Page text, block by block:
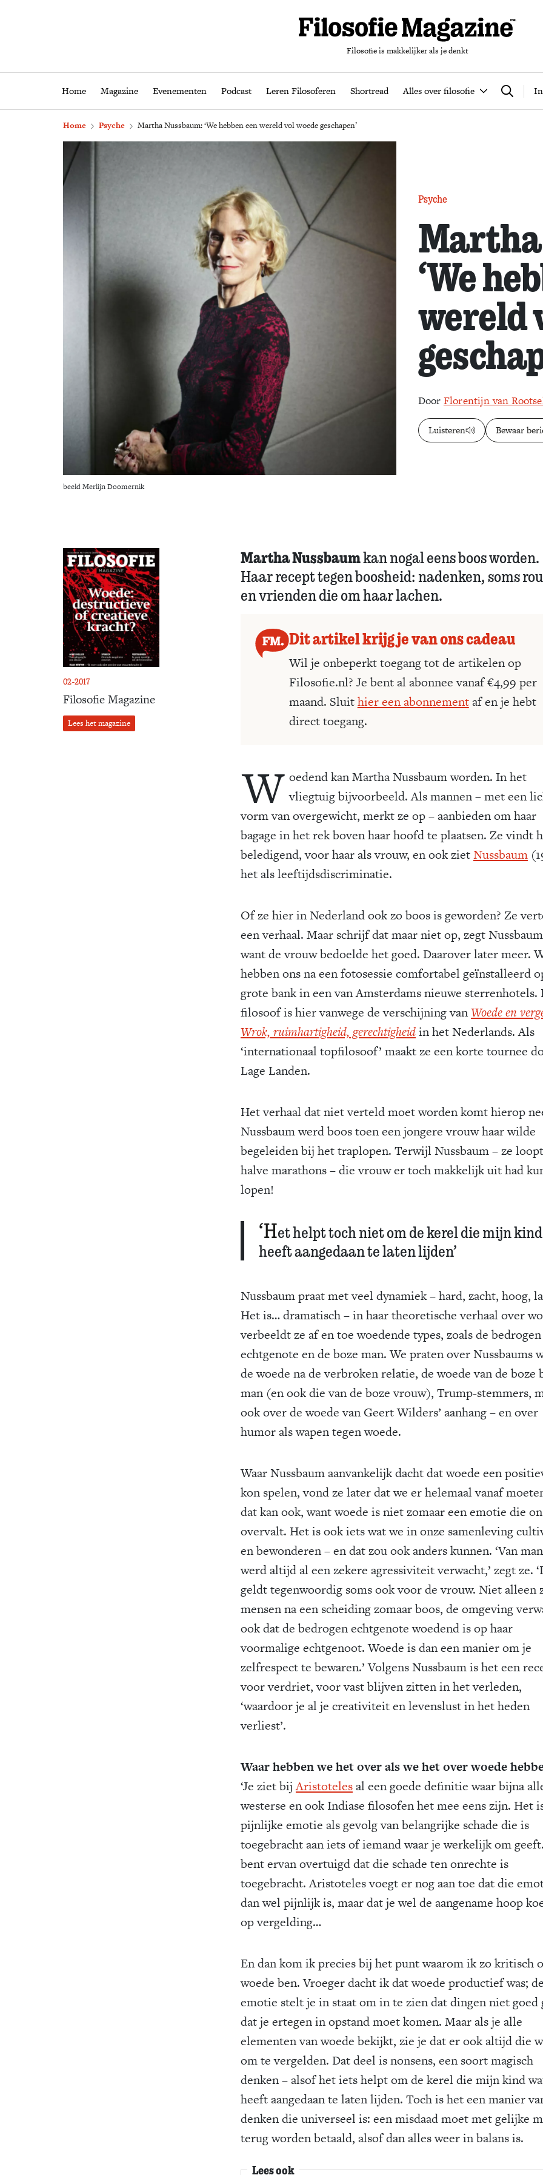
Filosofie is makkelijker als je denkt
Home Magazine Evenementen Podcast Leren Filosoferen Shortread Alles over filosofie Zoeken
Home Magazine Evenementen Podcast Leren Filosoferen Shortread Alles over
Home Psyche Martha Nussbaum: ‘We hebben een wereld vol woede geschapen’
Psyche
‘We
wereld
Door Florentijn van
Luisteren Bewaar
beeld Merlijn Doomernik
02-2017
Filosofie Magazine
Lees het magazine
Martha Nussbaumkan nogal eens boos worden.
Haar recept tegen boosheid: nadenken, soms
en vrienden die om haar lachen.
Dit artikel krijg je van ons cadeau
Wil je onbeperkt toegang tot de artikelen op
Filosofie.nl? Je bent al abonnee vanaf €4,99 per
maand. Sluithier een abonnementaf en je hebt
direct toegang.
W oedend kan Martha Nussbaum worden. In het
vliegtuig bijvoorbeeld. Als mannen – met een
vorm van overgewicht, merkt ze op – aanbieden om haar
bagage in het rek boven haar hoofd te plaatsen. Ze vindt
beledigend, voor haar als vrouw, en ook zietNussbaum
het als leeftijdsdiscriminatie.
Of ze hier in Nederland ook zo boos is geworden? Ze
een verhaal. Maar schrijf dat maar niet op, zegt
want de vrouw bedoelde het goed. Daarover later meer.
hebben ons na een fotosessie comfortabel geïnstalleerd
grote bank in een van Amsterdams nieuwe sterrenhotels.
filosoof is hier vanwege de verschijning vanWoede en
Wrok, ruimhartigheid, gerechtigheidin het Nederlands. Als
‘internationaal topfilosoof’ maakt ze een korte tournee
Lage Landen.
Het verhaal dat niet verteld moet worden komt hierop
Nussbaum werd boos toen een jongere vrouw haar wilde
begeleiden bij het traplopen. Terwijl Nussbaum – ze loopt
halve marathons – die vrouw er toch makkelijk uit had
lopen!
‘Het helpt toch niet om de kerel die mijn
heeft aangedaan te laten lijden’
Nussbaum praat met veel dynamiek – hard, zacht, hoog,
Het is… dramatisch – in haar theoretische verhaal over
verbeeldt ze af en toe woedende types, zoals de bedrogen
echtgenote en de boze man. We praten over Nussbaums
de woede na de verbroken relatie, de woede van de boze
man (en ook die van de boze vrouw), Trump-stemmers,
ook over de woede van Geert Wilders’ aanhang – en over
humor als wapen tegen woede.
Waar Nussbaum aanvankelijk dacht dat woede een
kon spelen, vond ze later dat we er helemaal vanaf
dat kan ook, want woede is niet zomaar een emotie die
overvalt. Het is ook iets wat we in onze samenleving
en bewonderen – en dat zou ook anders kunnen. ‘Van
werd altijd al een zekere agressiviteit verwacht,’ zegt ze.
geldt tegenwoordig soms ook voor de vrouw. Niet alleen
mensen na een scheiding zomaar boos, de omgeving
ook dat de bedrogen echtgenote woedend is op haar
voormalige echtgenoot. Woede is dan een manier om je
zelfrespect te bewaren.’ Volgens Nussbaum is het een
voor verdriet, voor vast blijven zitten in het verleden,
‘waardoor je al je creativiteit en levenslust in het heden
verliest’.
Waar hebben we het over als we het over woede
‘Je ziet bijAristotelesal een goede definitie waar bijna
westerse en ook Indiase filosofen het mee eens zijn. Het
pijnlijke emotie als gevolg van belangrijke schade die is
toegebracht aan iets of iemand waar je werkelijk om
bent ervan overtuigd dat die schade ten onrechte is
toegebracht. Aristoteles voegt er nog aan toe dat die
dan wel pijnlijk is, maar dat je wel de aangename hoop
op vergelding…
En dan kom ik precies bij het punt waarom ik zo kritisch
woede ben. Vroeger dacht ik dat woede productief was; de
emotie stelt je in staat om in te zien dat dingen niet goed
dat je ertegen in opstand moet komen. Maar als je alle
elementen van woede bekijkt, zie je dat er ook altijd die
om te vergelden. Dat deel is nonsens, een soort magisch
denken – alsof het iets helpt om de kerel die mijn kind
heeft aangedaan te laten lijden. Toch is het een manier
denken die universeel is: een misdaad moet met gelijke
terug worden betaald, alsof dan alles weer in balans is.
Lees ook